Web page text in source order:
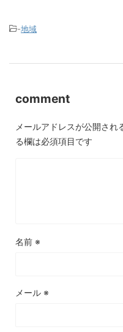
-地域
comment
メールアドレスが公開され
る欄は必須項目です
名前 ※
メール ※